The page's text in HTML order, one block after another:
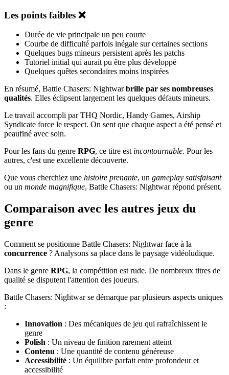
Les points faibles ❌
Durée de vie principale un peu courte
Courbe de difficulté parfois inégale sur certaines sections
Quelques bugs mineurs persistent après les patchs
Tutoriel initial qui aurait pu être plus développé
Quelques quêtes secondaires moins inspirées
En résumé, Battle Chasers: Nightwarbrille par ses nombreuses
qualités. Elles éclipsent largement les quelques défauts mineurs.
Le travail accompli par THQ Nordic, Handy Games, Airship
Syndicate force le respect. On sent que chaque aspect a été pensé et
peaufiné avec soin.
Pour les fans du genre RPG, ce titre est incontournable. Pour les
autres, c'est une excellente découverte.
Que vous cherchiez une histoire prenante, un gameplay satisfaisant
ou un monde magnifique, Battle Chasers: Nightwar répond présent.
Comparaison avec les autres jeux du
genre
Comment se positionne Battle Chasers: Nightwar face à la
concurrence ? Analysons sa place dans le paysage vidéoludique.
Dans le genre RPG, la compétition est rude. De nombreux titres de
qualité se disputent l'attention des joueurs.
Battle Chasers: Nightwar se démarque par plusieurs aspects uniques
:
Innovation : Des mécaniques de jeu qui rafraîchissent le
genre
Polish : Un niveau de finition rarement atteint
Contenu : Une quantité de contenu généreuse
Accessibilité : Un équilibre parfait entre profondeur et
accessibilité